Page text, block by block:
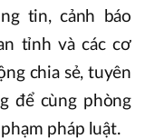
tin, cảnh báo
tỉnh và các cơ
chia sẻ, tuyên
để cùng phòng
pháp luật.